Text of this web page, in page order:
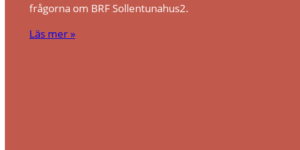
frågorna om BRF Sollentunahus2.
Läs mer »